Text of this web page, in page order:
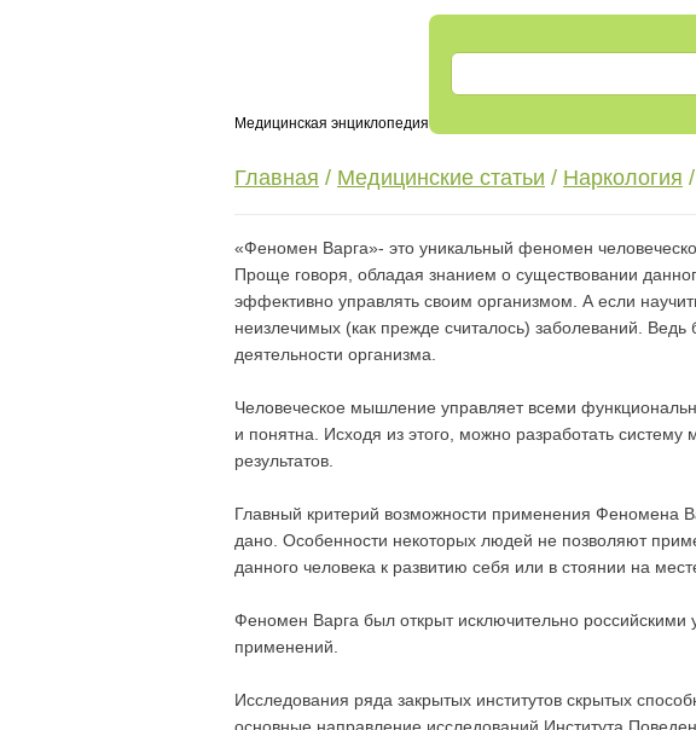
Медицинская энциклопедия
Главная / Медицинские статьи / Наркология /
«Феномен Варга»- это уникальный феномен
Проще говоря, обладая знанием о существовании
эффективно управлять своим организмом. А если
неизлечимых (как прежде считалось) заболеваний.
деятельности организма.
Человеческое мышление управляет всеми
и понятна. Исходя из этого, можно разработать
результатов.
Главный критерий возможности применения Феномена
дано. Особенности некоторых людей не позволяют
данного человека к развитию себя или в стоянии на
Феномен Варга был открыт исключительно
применений.
Исследования ряда закрытых институтов скрытых